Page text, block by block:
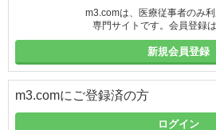
m3.comは、医療従事者のみ
専門サイトです。会員登録は
新規会員登録
m3.comにご登録済の方
ログイン